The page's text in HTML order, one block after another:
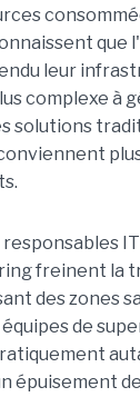
que
leur
complexe à
solutions
responsables
freinent la
des zones
de
épuisement